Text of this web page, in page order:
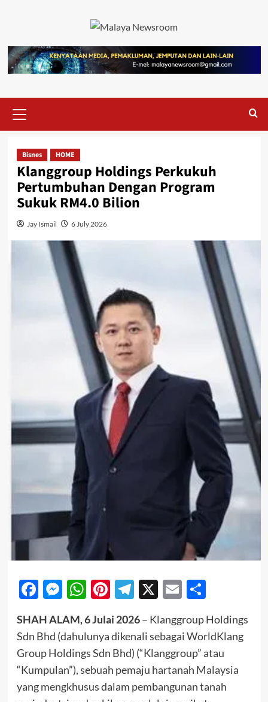
Bisnes HOME
Klanggroup Holdings Perkukuh
Pertumbuhan Dengan Program
Sukuk RM4.0 Bilion
Jay Ismail 6 July 2026
Facebook
Messenger
WhatsApp
Pinterest
Telegram
X EmailShare
SHAH ALAM, 6 Julai 2026– Klanggroup Holdings
Sdn Bhd (dahulunya dikenali sebagai WorldKlang
Group Holdings Sdn Bhd) (“Klanggroup” atau
“Kumpulan”), sebuah pemaju hartanah Malaysia
yang mengkhusus dalam pembangunan tanah